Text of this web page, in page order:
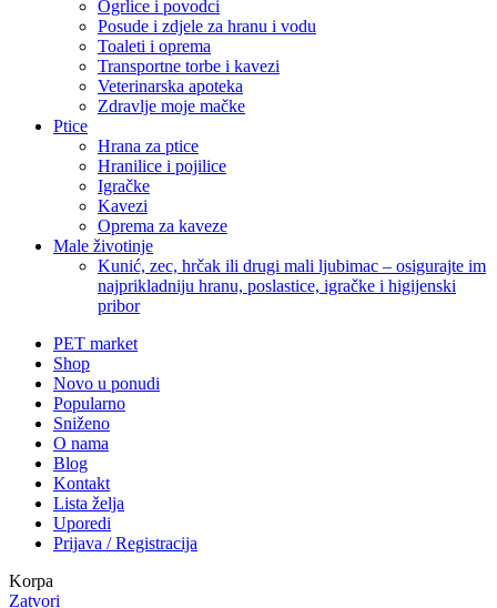
Ogrlice i povodci
Posude i zdjele za hranu i vodu
Toaleti i oprema
Transportne torbe i kavezi
Veterinarska apoteka
Zdravlje moje mačke
Ptice
Hrana za ptice
Hranilice i pojilice
Igračke
Kavezi
Oprema za kaveze
Male životinje
Kunić, zec, hrčak ili drugi mali ljubimac – osigurajte im
najprikladniju hranu, poslastice, igračke i higijenski
pribor
PET market
Shop
Novo u ponudi
Popularno
Sniženo
O nama
Blog
Kontakt
Lista želja
Uporedi
Prijava / Registracija
Korpa
Zatvori